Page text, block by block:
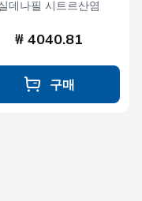
데나필 시트르산염
₩ 4040.81
구매